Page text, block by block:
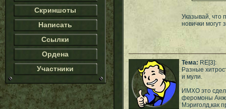
Скриншоты
Написать
Ссылки
Ордена
Участники
Указывай, что
новички могут
Тема: RE[3]:
Разные
и мули.
ИМХО это
феромоны
Мэриголд,как